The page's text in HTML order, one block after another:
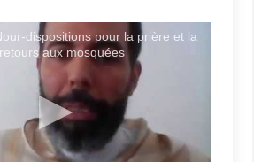
dispositions pour la prière et la
aux mosquées